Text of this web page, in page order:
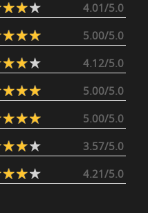
4.01/5.0
5.00/5.0
4.12/5.0
5.00/5.0
5.00/5.0
3.57/5.0
4.21/5.0